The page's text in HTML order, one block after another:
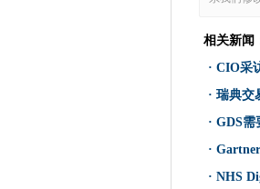
相关新闻
· CIO采
· 瑞典交
· GDS需
·
· NHS